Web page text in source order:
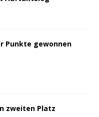
Punkte gewonnen
zweiten Platz